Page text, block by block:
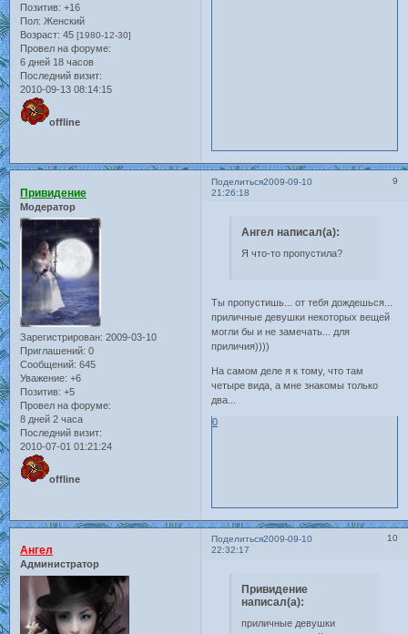
Позитив: +16
Пол: Женский
Возраст: 45 [1980-12-30]
Провел на форуме:
6 дней 18 часов
Последний визит:
2010-09-13 08:14:15
offline
Поделиться 9
2009-09-10
21:26:18
Привидение
Модератор
Зарегистрирован: 2009-03-10
Приглашений: 0
Сообщений: 645
Уважение: +6
Позитив: +5
Провел на форуме:
8 дней 2 часа
Последний визит:
2010-07-01 01:21:24
offline
Ангел написал(а):
Я что-то пропустила?
Ты пропустишь... от тебя дождешься...
приличные девушки некоторых вещей
могли бы и не замечать... для
приличия))))
На самом деле я к тому, что там
четыре вида, а мне знакомы только
два...
0
Поделиться 10
2009-09-10
22:32:17
Ангел
Администратор
Привидение
написал(а):
приличные девушки